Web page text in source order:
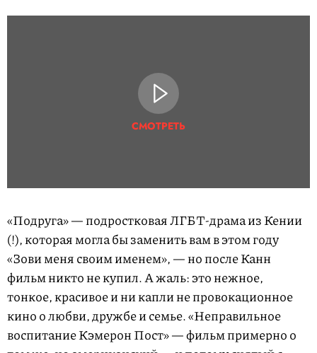
СМОТРЕТЬ
«Подруга» — подростковая ЛГБТ-драма из Кении
(!), которая могла бы заменить вам в этом году
«Зови меня своим именем», — но после Канн
фильм никто не купил. А жаль: это нежное,
тонкое, красивое и ни капли не провокационное
кино о любви, дружбе и семье. «Неправильное
воспитание Кэмерон Пост» — фильм примерно о